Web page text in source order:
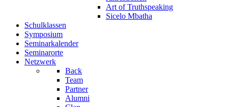
Art of Truthspeaking
Sicelo Mbatha
Schulklassen
Symposium
Seminarkalender
Seminarorte
Netzwerk
Back
Team
Partner
Alumni